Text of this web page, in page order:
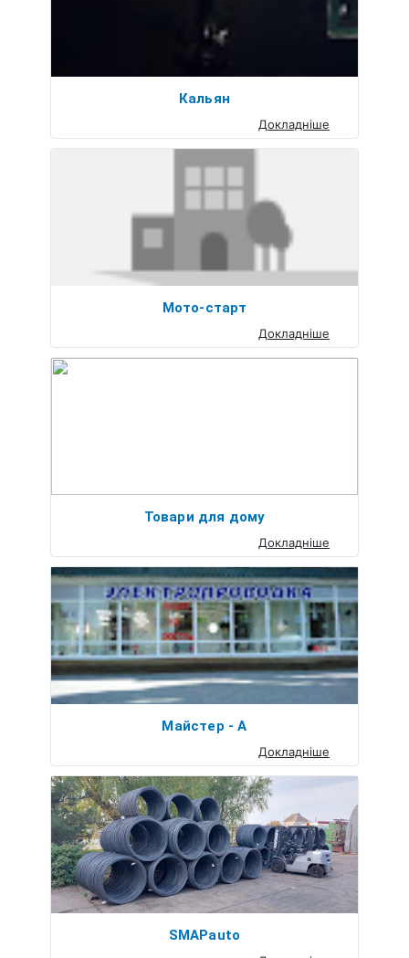
Кальян
Докладніше
Мото-старт
Докладніше
Товари для дому
Докладніше
Майстер - А
Докладніше
SMAPauto